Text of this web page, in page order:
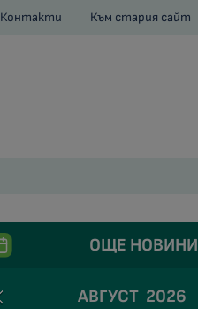
Контакти Към стария сайт
ОЩЕ НОВИНИ
АВГУСТ 2026